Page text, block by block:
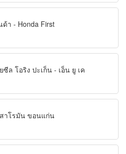
า - Honda First
ซีล โอริง ปะเก็น - เอ็น ยู เค
าโรมัน ขอนแก่น